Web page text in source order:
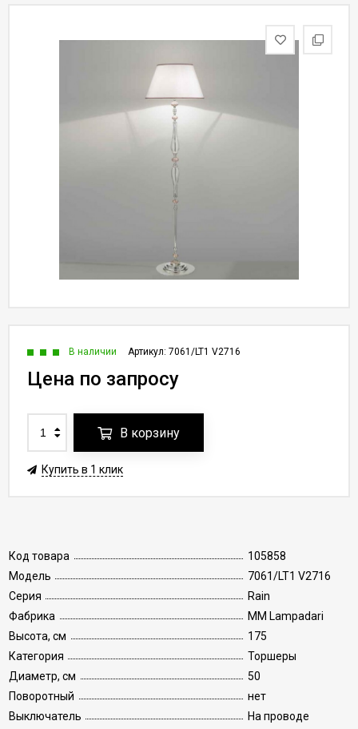
Код товара
105858
Модель
7061/LT1 V2716
Серия
Rain
Фабрика
MM Lampadari
Высота, см
175
Категория
Торшеры
Диаметр, см
50
Поворотный
нет
Выключатель
На проводе
Артикул: 7061/LT1 V2716
В наличии
Цена по запросу
В корзину
Купить в 1 клик